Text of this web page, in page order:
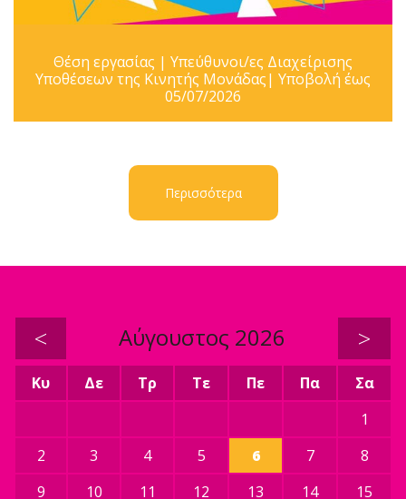
Θέση εργασίας | Υπεύθυνοι/ες Διαχείρισης
Υποθέσεων της Κινητής Μονάδας| Υποβολή έως
05/07/2026
Περισσότερα
< Αύγουστος 2026 >
Κυ Δε Τρ Τε Πε Πα
Σα
1
2
3 4 5 6 7
8
9
10 11 12 13 14
15